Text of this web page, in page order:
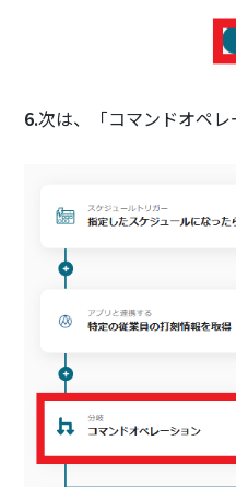
6.次は、「コマンドオペ